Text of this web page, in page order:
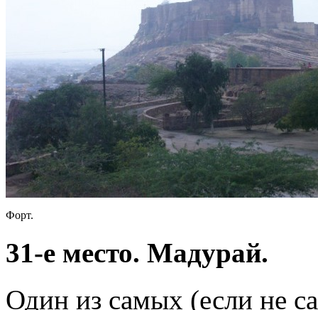
Форт.
31-е место. Мадурай.
Один из самых (если не